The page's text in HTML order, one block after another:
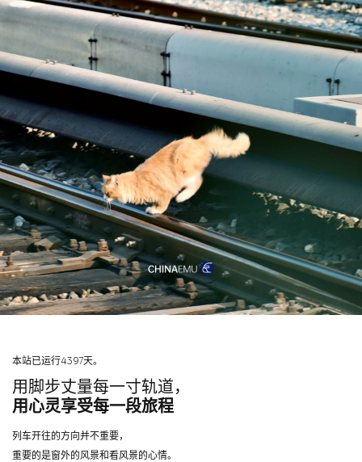
本站已运行4397天。
用脚步丈量每一寸轨道，
用心灵享受每一段旅程
列车开往的方向并不重要，
重要的是窗外的风景和看风景的心情。